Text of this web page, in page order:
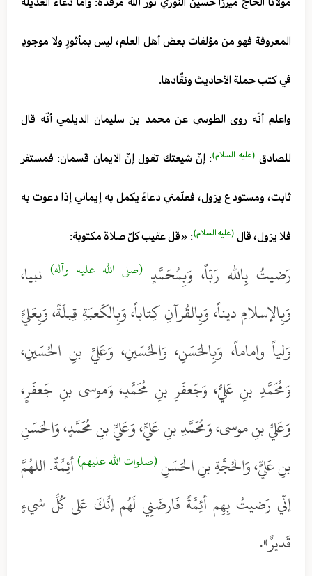
المعروفة فهو من مؤلفات بعض أهل العلم، ليس بمأثورٍ ولا موجودٍ
في كتب حملة الأحاديث ونقّادها.
واعلم أنّه روى الطوسي عن محمد بن سليمان الديلمي أنّه قال
للصادق (عليه السلام): إنّ شيعتك تقول إنّ الايمان قسمان: فمستقر
ثابت، ومستودع يزول، فعلّمني دعاءً يكمل به إيماني إذا دعوت به
فلا يزول، قال (عليه السلام): «قل عقيب كلّ صلاة مكتوبة:
رَضيتُ بِالله رَبّاً، وَبِمُحَمَّدٍ (صلى الله عليه وآله)نبيا،
وَبِالإسلامِ ديناً، وَبِالقُرآنِ كِتاباً، وَبِالكَعبَةِ قِبلَةً، وَبِعَليٍّ
وَلياً وإماماً، وَبِالحَسَنِ، وَالحُسَينِ، وَعَليِّ بنِ الحُسَينِ،
وَمُحَمَّدِ بنِ عَليٍّ، وَجَعفَرِ بنِ مُحَمَّدٍ، وَموسى بنِ جَعفَرٍ،
وَعَليِّ بنِ موسى، وَمُحَمَّدِ بنِ عَليٍّ، وَعَليِّ بنِ مُحَمَّدٍ، وَالحَسَنِ
بنِ عَليٍّ، وَالحُجَّةِ بنِ الحَسَنِ(صلوات الله عليهم)أئِمَّةً. اللهُمَّ
إنّي رَضيتُ بِهِم أئِمَّةً فَارضَنِي لَهُم إنَّكَ عَلى كُلِّ شيءٍ
قَديرٌ».